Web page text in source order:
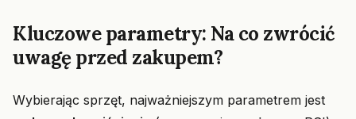
Kluczowe parametry: Na co zwrócić
uwagę przed zakupem?
Wybierając sprzęt, najważniejszym parametrem jest